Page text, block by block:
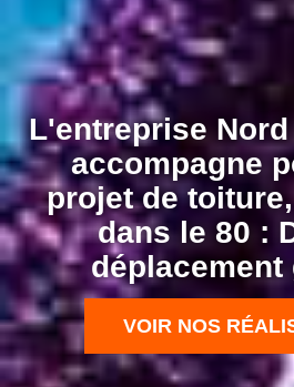
L'entreprise
accompagne
projet de
dans le 80 :
VOIR NOS